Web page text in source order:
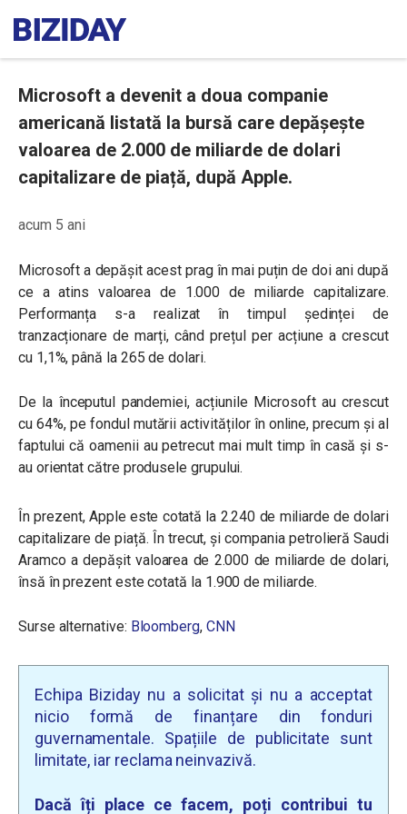
Microsoft a devenit a doua companie
americană listată la bursă care depășește
valoarea de 2.000 de miliarde de dolari
capitalizare de piață, după Apple.
acum 5 ani
Microsoft a depășit acest prag în mai puțin de doi ani după
ce a atins valoarea de 1.000 de miliarde capitalizare.
Performanța s-a realizat în timpul ședinței de
tranzacționare de marți, când prețul per acțiune a crescut
cu 1,1%, până la 265 de dolari.
De la începutul pandemiei, acțiunile Microsoft au crescut
cu 64%, pe fondul mutării activităților în online, precum și al
faptului că oamenii au petrecut mai mult timp în casă și s-
au orientat către produsele grupului.
În prezent, Apple este cotată la 2.240 de miliarde de dolari
capitalizare de piață. În trecut, și compania petrolieră Saudi
Aramco a depășit valoarea de 2.000 de miliarde de dolari,
însă în prezent este cotată la 1.900 de miliarde.
Surse alternative: Bloomberg, CNN
Echipa Biziday nu a solicitat și nu a acceptat
nicio formă de finanțare din fonduri
guvernamentale. Spațiile de publicitate sunt
limitate, iar reclama neinvazivă.
Dacă îți place ce facem, poți contribui tu